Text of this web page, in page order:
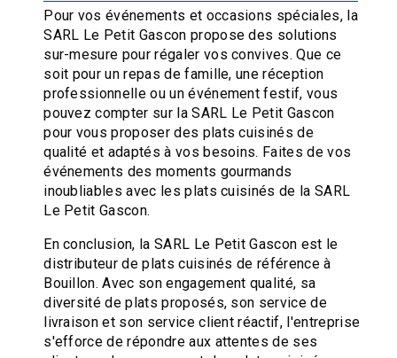
Pour vos événements et occasions spéciales, la
SARL Le Petit Gascon propose des solutions
sur-mesure pour régaler vos convives. Que ce
soit pour un repas de famille, une réception
professionnelle ou un événement festif, vous
pouvez compter sur la SARL Le Petit Gascon
pour vous proposer des plats cuisinés de
qualité et adaptés à vos besoins. Faites de vos
événements des moments gourmands
inoubliables avec les plats cuisinés de la SARL
Le Petit Gascon.
En conclusion, la SARL Le Petit Gascon est le
distributeur de plats cuisinés de référence à
Bouillon. Avec son engagement qualité, sa
diversité de plats proposés, son service de
livraison et son service client réactif, l'entreprise
s'efforce de répondre aux attentes de ses